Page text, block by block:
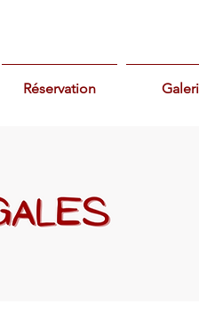
Réservation